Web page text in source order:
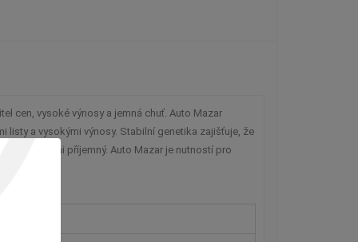
cen, vysoké výnosy a jemná chuť. Auto Mazar
listy a vysokými výnosy. Stabilní genetika zajišťuje, že
je velmi příjemný. Auto Mazar je nutností pro